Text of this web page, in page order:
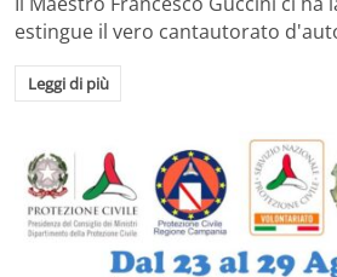
estingue il vero cantautorato
Leggi di più